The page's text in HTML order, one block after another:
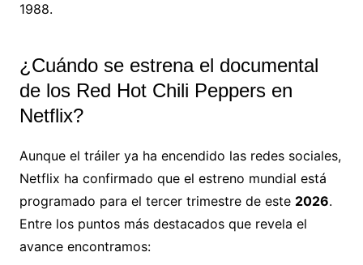
1988.
¿Cuándo se estrena el documental
de los Red Hot Chili Peppers en
Netflix?
Aunque el tráiler ya ha encendido las redes sociales,
Netflix ha confirmado que el estreno mundial está
programado para el tercer trimestre de este 2026.
Entre los puntos más destacados que revela el
avance encontramos: